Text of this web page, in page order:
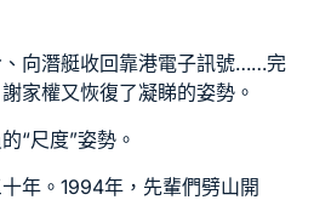
向潛艇收回靠港電子訊號……完
家權又恢復了凝睇的姿勢。
“尺度”姿勢。
年。1994年，先輩們劈山開